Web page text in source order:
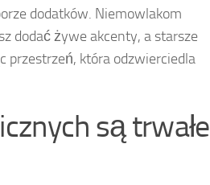
dodatków. Niemowlakom
dodać żywe akcenty, a starsze
przestrzeń, która odzwierciedla
są trwałe